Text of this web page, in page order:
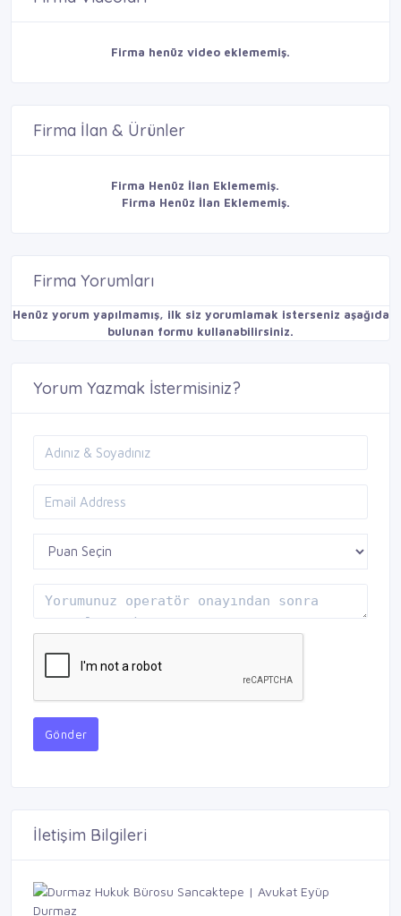
Firma henüz video eklememiş.
Firma İlan & Ürünler
Firma Henüz İlan Eklememiş.
Firma Henüz İlan Eklememiş.
Firma Yorumları
Henüz yorum yapılmamış, ilk siz yorumlamak isterseniz aşağıda
bulunan formu kullanabilirsiniz.
Yorum Yazmak İstermisiniz?
Gönder
İletişim Bilgileri